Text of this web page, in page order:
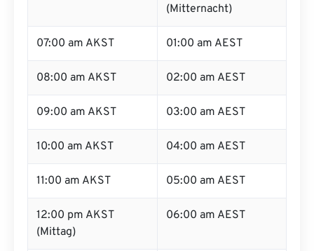
(Mitternacht)
07:00 am AKST 01:00 am AEST
08:00 am AKST 02:00 am AEST
09:00 am AKST 03:00 am AEST
10:00 am AKST 04:00 am AEST
11:00 am AKST 05:00 am AEST
12:00 pm AKST
(Mittag)
06:00 am AEST